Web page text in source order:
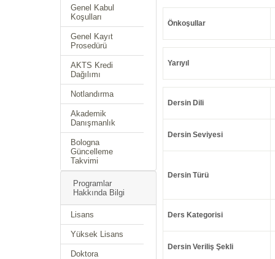
Genel Kabul
Koşulları
Genel Kayıt
Prosedürü
AKTS Kredi
Dağılımı
Notlandırma
Akademik
Danışmanlık
Bologna
Güncelleme
Takvimi
Programlar
Hakkında Bilgi
Lisans
Yüksek Lisans
Doktora
Önkoşullar
Yarıyıl
Dersin Dili
Dersin Seviyesi
Dersin Türü
Ders Kategorisi
Dersin Veriliş Şekli